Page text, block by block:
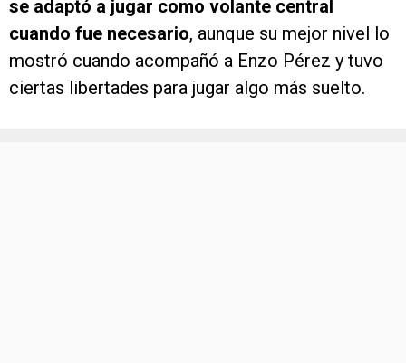
se adaptó a jugar como volante central
cuando fue necesario, aunque su mejor nivel lo
mostró cuando acompañó a Enzo Pérez y tuvo
ciertas libertades para jugar algo más suelto.